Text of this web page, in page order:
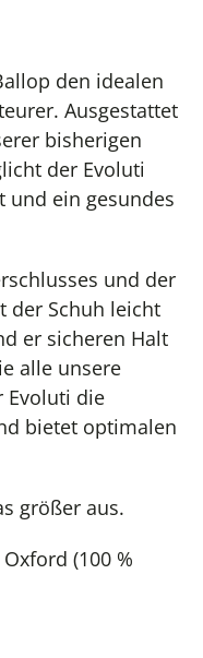
den idealen
Ausgestattet
bisherigen
der Evoluti
und ein gesundes
und der
der Schuh leicht
er sicheren Halt
alle unsere
Evoluti die
bietet optimalen
größer aus.
(100 %